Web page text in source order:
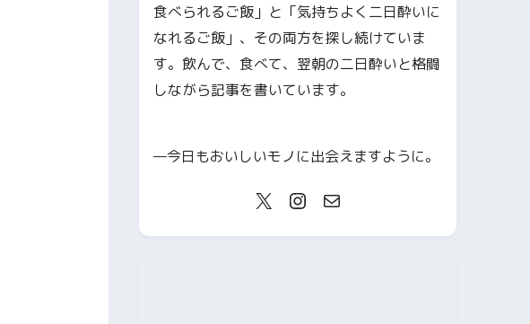
食べられるご飯」と「気持ちよく二日酔いに
なれるご飯」、その両方を探し続けていま
す。飲んで、食べて、翌朝の二日酔いと格闘
しながら記事を書いています。
—今日もおいしいモノに出会えますように。